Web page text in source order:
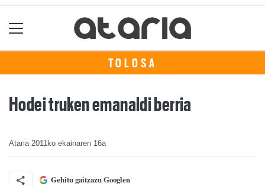
TOLOSA
Hodei truken emanaldi berria
Ataria 2011ko ekainaren 16a
Gehitu gaitzazu Googlen